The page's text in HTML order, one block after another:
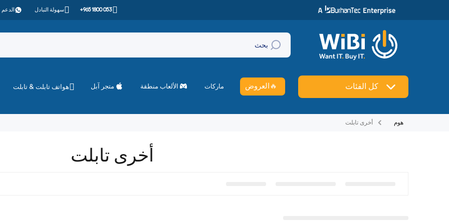
تخطي إلى المحتوى +965 1800 053 سهولة التبادل
بحث
كل الفئات 🔥 العروض ماركات الألعاب منطقة متجر آبل هواتف تابلت & تابلت
هوم أخرى تابلت
أخرى تابلت